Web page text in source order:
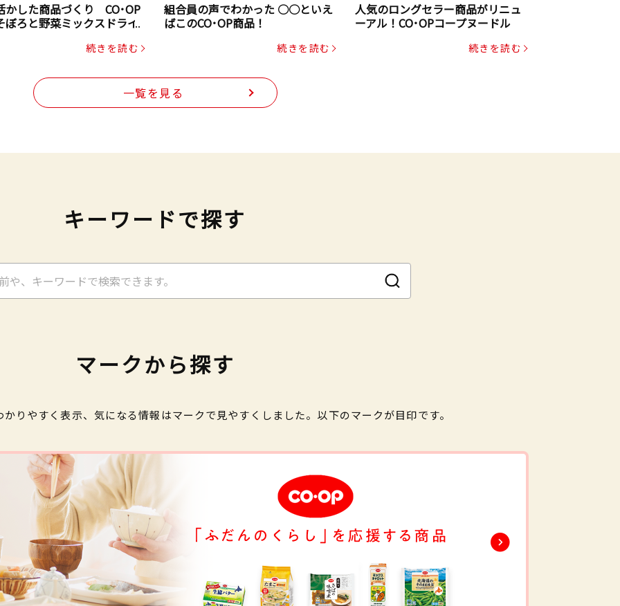
かした商品づくり CO･OP
ぼろと野菜ミックスドライ
続きを読む
組合員の声でわかった ○○といえ
ばこのCO･OP商品！
続きを読む
人気のロングセラー商品がリニュ
ーアル！CO･OPコープヌードル
続きを読む
一覧を見る
キーワードで探す
マークから探す
りやすく表示、気になる情報はマークで見やすくしました。以下のマークが目印です。